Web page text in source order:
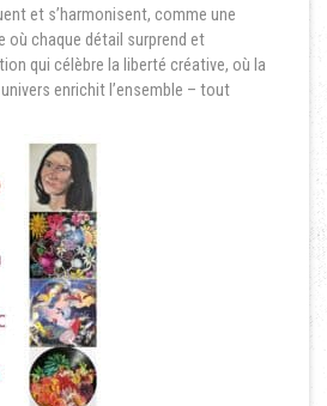
et s’harmonisent, comme une
où chaque détail surprend et
qui célèbre la liberté créative, où la
enrichit l’ensemble – tout